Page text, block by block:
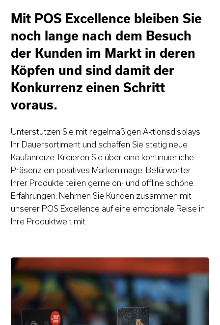
Mit POS Excellence bleiben Sie
noch lange nach dem Besuch
der Kunden im Markt in deren
Köpfen und sind damit der
Konkurrenz einen Schritt
voraus.
Unterstützen Sie mit regelmäßigen Aktionsdisplays
Ihr Dauersortiment und schaffen Sie stetig neue
Kaufanreize. Kreieren Sie über eine kontinuierliche
Präsenz ein positives Markenimage. Befürworter
Ihrer Produkte teilen gerne on- und offline schöne
Erfahrungen. Nehmen Sie Kunden zusammen mit
unserer POS Excellence auf eine emotionale Reise in
Ihre Produktwelt mit.